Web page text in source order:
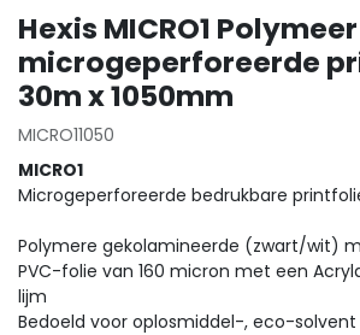
Hexis MICRO1 Polymeer
microgeperforeerde
30m x 1050mm
MICRO11050
MICRO1
Microgeperforeerde bedrukbare
Polymere gekolamineerde (zwart/wit)
PVC-folie van 160 micron met een
lijm
Bedoeld voor oplosmiddel-, eco-solvent